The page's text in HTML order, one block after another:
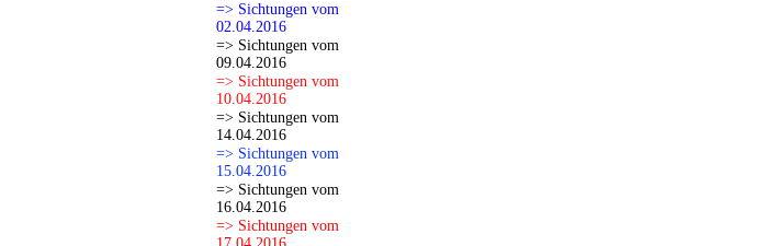
=> Sichtungen vom
02.04.2016
=> Sichtungen vom
09.04.2016
=> Sichtungen vom
10.04.2016
=> Sichtungen vom
14.04.2016
=> Sichtungen vom
15.04.2016
=> Sichtungen vom
16.04.2016
=> Sichtungen vom